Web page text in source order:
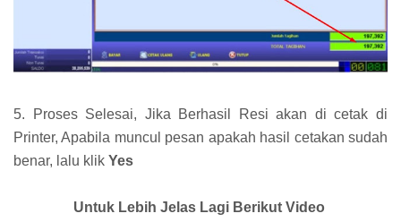
5. Proses Selesai, Jika Berhasil Resi akan di cetak di
Printer, Apabila muncul pesan apakah hasil cetakan sudah
benar, lalu klik Yes
Untuk Lebih Jelas Lagi Berikut Video